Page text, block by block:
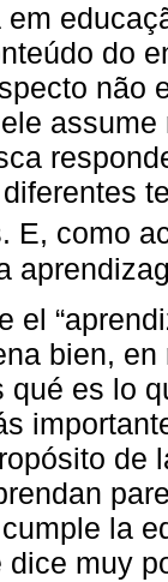
do
não
E, como
el
bien,
qué es lo
de
la
dice muy